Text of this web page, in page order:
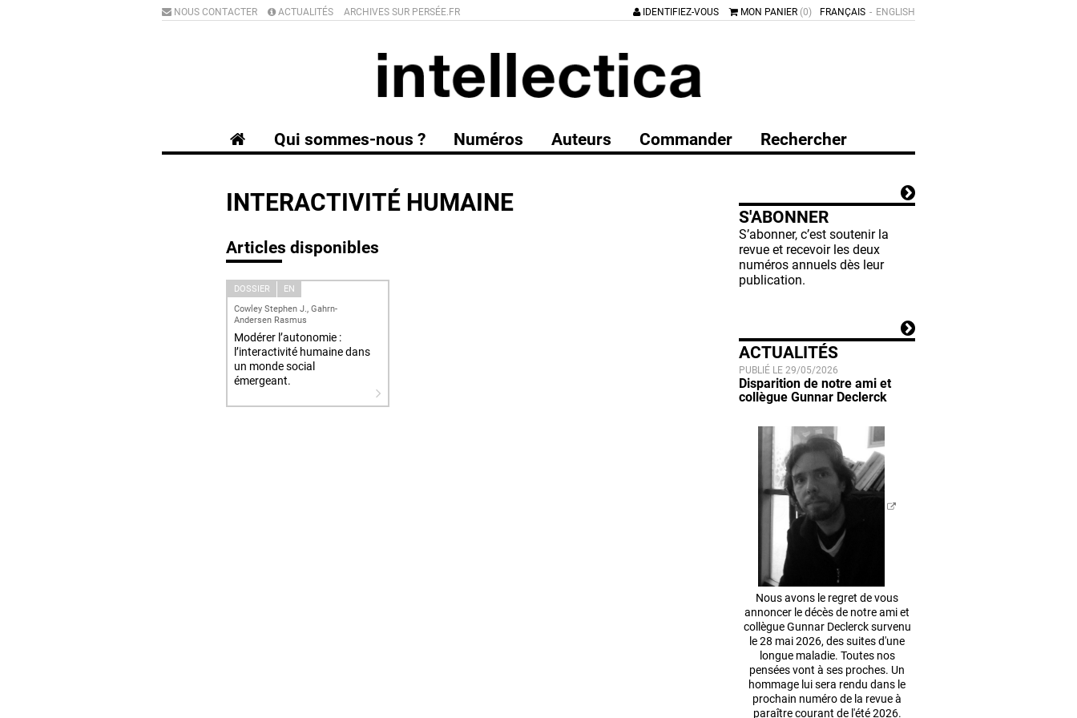
ENGLISH
FRANÇAIS
IDENTIFIEZ-VOUS MON PANIER (0)
NOUS CONTACTER ACTUALITÉS ARCHIVES SUR PERSÉE.FR
Qui sommes-nous ? Numéros Auteurs Commander Rechercher
INTERACTIVITÉ HUMAINE
Articles disponibles
DOSSIER
EN
Cowley Stephen J., Gahrn-
Andersen Rasmus
Modérer l’autonomie :
l’interactivité humaine dans
un monde social
émergeant.
S'ABONNER
S’abonner, c’est soutenir la
revue et recevoir les deux
numéros annuels dès leur
publication.
ACTUALITÉS
PUBLIÉ LE 29/05/2026
Disparition de notre ami et
collègue Gunnar Declerck
Nous avons le regret de vous
annoncer le décès de notre ami et
collègue Gunnar Declerck survenu
le 28 mai 2026, des suites d'une
longue maladie. Toutes nos
pensées vont à ses proches. Un
hommage lui sera rendu dans le
prochain numéro de la revue à
paraître courant de l'été 2026.